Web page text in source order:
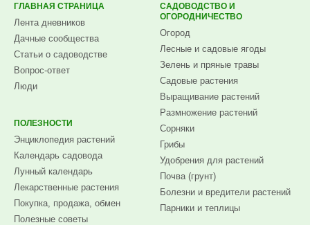
ГЛАВНАЯ СТРАНИЦА
Лента дневников
Дачные сообщества
Статьи о садоводстве
Вопрос-ответ
Люди
ПОЛЕЗНОСТИ
Энциклопедия растений
Календарь садовода
Лунный календарь
Лекарственные растения
Покупка, продажа, обмен
Полезные советы
САДОВОДСТВО И
ОГОРОДНИЧЕСТВО
Огород
Лесные и садовые ягоды
Зелень и пряные травы
Садовые растения
Выращивание растений
Размножение растений
Сорняки
Грибы
Удобрения для растений
Почва (грунт)
Болезни и вредители растений
Парники и теплицы